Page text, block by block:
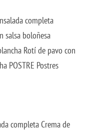
completa
salsa boloñesa
Rotí de pavo con
POSTRE Postres
completa Crema de